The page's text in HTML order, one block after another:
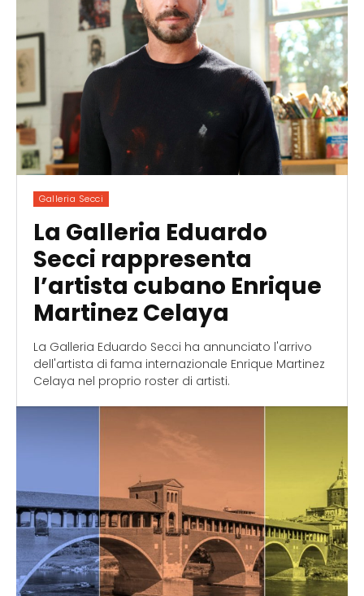
Galleria Secci
La Galleria Eduardo
Secci rappresenta
l’artista cubano Enrique
Martinez Celaya
La Galleria Eduardo Secci ha annunciato l'arrivo
dell'artista di fama internazionale Enrique Martinez
Celaya nel proprio roster di artisti.